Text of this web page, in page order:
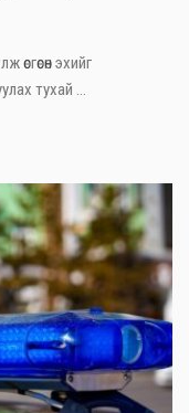
өсгөсөн эхийг
тухай ...